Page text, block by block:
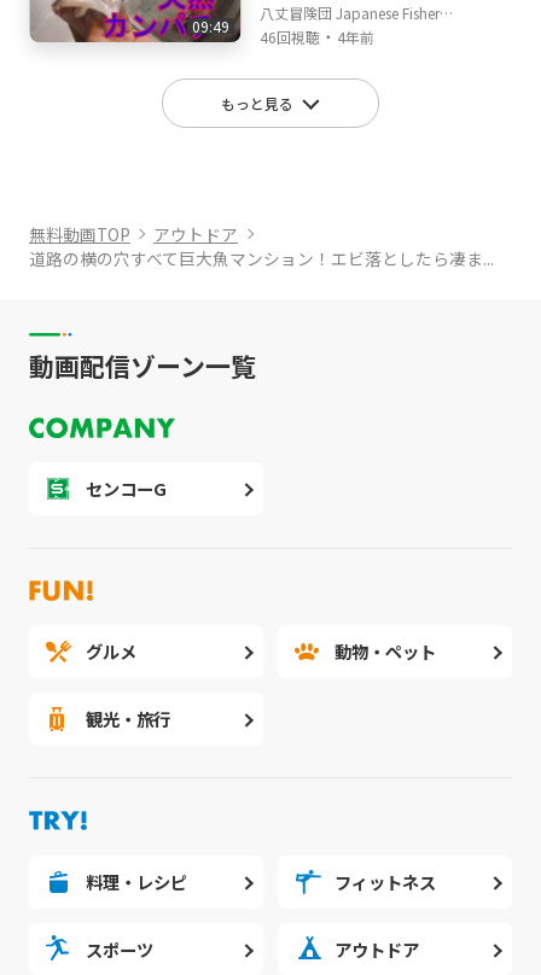
09:49
八丈冒険団 Japanese Fisherm
an's TV
46回視聴 ・ 4年前
もっと見る
無料動画TOP
アウトドア
道路の横の穴すべて巨大魚マンション！エビ落としたら凄ま...
動画配信ゾーン一覧
センコーG
グルメ 動物・ペット
観光・旅行
料理・レシピ フィットネス
スポーツ アウトドア